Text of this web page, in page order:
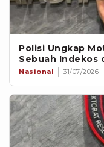
Polisi Ungkap
Sebuah Indekos
Nasional 31/07/2026 -